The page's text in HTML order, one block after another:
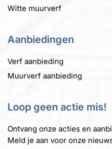
Witte muurverf
Aanbiedingen
Verf aanbieding
Muurverf aanbieding
Loop geen actie mis!
Ontvang onze acties en
Meld je aan voor onze